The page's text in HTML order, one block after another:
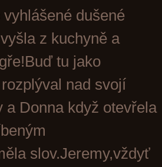
dušené
z kuchyně a
tu jako
nad svojí
a Donna když otevřela
slov.Jeremy,vždyť